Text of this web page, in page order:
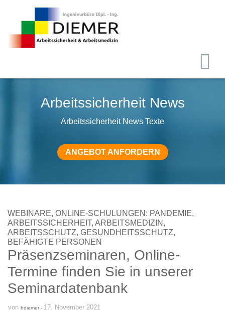
Arbeitssicherheit News
Arbeitssicherheit News Texte
ANGEBOT ANFORDERN
WEBINARE, ONLINE-SCHULUNGEN: PANDEMIE,
ARBEITSSICHERHEIT, ARBEITSMEDIZIN,
ARBEITSSCHUTZ, GESUNDHEITSSCHUTZ,
BEFÄHIGTE PERSONEN
Präsenzseminaren, Online-
Termine finden Sie in unserer
Seminardatenbank
von hdiemer - 17. November 2021